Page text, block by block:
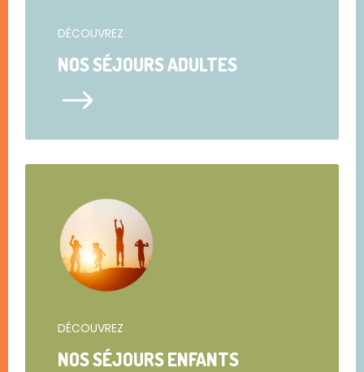
DÉCOUVREZ
NOS SÉJOURS ADULTES
$
DÉCOUVREZ
NOS SÉJOURS ENFANTS